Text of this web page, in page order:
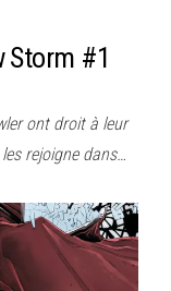
Storm #1
ont droit à leur
rejoigne dans…